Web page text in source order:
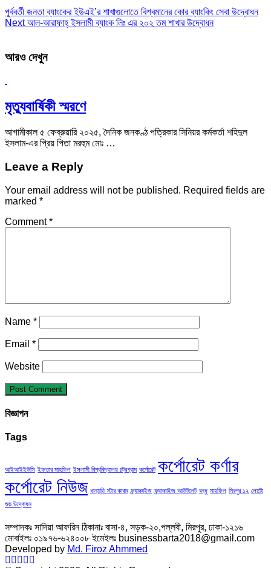
পূর্ববর্তী জনতা ব্যাংকের ইউএই’র শাখাগুলোতে বিশ্বমানের কোর ব্যাংকিং সেবা উদ্বোধন
Nextআল-আরাফাহ্ ইসলামী ব্যাংক লিঃ এর ২০২ তম শাখার উদ্বোধন
আরও দেখুন
মৃত্যুবার্ষিকী স্মরণে
আগামীকাল ৫ ফেব্রুয়ারি ২০২৫, দৈনিক জনকণ্ঠ পত্রিকার সিনিয়র কর্মকর্তা শহিদুল
ইসলাম-এর প্রিয় পিতা মরহুম মোঃ …
Leave a Reply
Your email address will not be published. Required fields are
marked *
Comment*
Name *
Email *
Website
বিজ্ঞাপন
Tags
আইআইইউসি ইফতার মাহফিল ইসলামী বিশ্ববিদ্যালয় চট্রগ্রাম কর্পোরেট কর্পোরেট কর্ণার
কর্পোরেট নিউজ ধানমন্ডি স্টার কাবাব ফ্র্যাঞ্চাইজ ফ্র্যাঞ্চাইজ আউটলেট বন্ধু মাহফিল মিরপুর ১২ লোটো
শুভ উদ্বোধন
সম্পাদকঃ সাদিয়া আফরিন ঠিকানাঃ বাসা-৪, সড়ক-২০,পল্লবী, মিরপুর, ঢাকা-১২১৬
মোবাইলঃ ০১৯৭৬-৬২৪০০৮ ইমেইলঃ businessbarta2018@gmail.com
Developed by Md. Firoz Ahmmed